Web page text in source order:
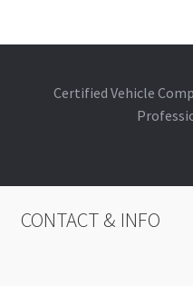
Certified Vehicle
CONTACT & INFO